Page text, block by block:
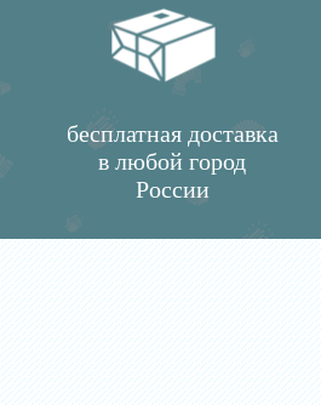
бесплатная доставка
в любой город
России